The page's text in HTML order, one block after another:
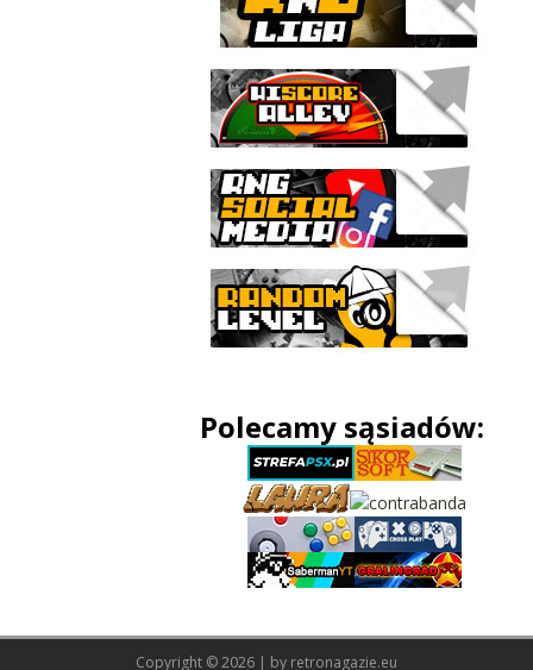
Polecamy sąsiadów:
Copyright © 2026 | by retronagazie.eu